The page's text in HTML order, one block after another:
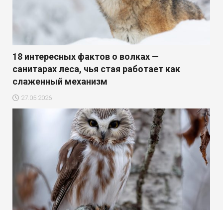
18 интересных фактов о волках —
санитарах леса, чья стая работает как
слаженный механизм
27.05.2026